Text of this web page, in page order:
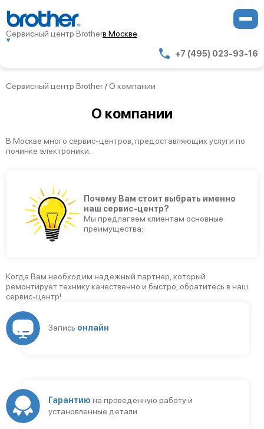
Сервисный центр Brotherв Москве
+7 (495) 023-93-16
Сервисный центр Brother / О компании
О компании
В Москве много сервис-центров, предоставляющих услуги по
починке электроники.
Почему Вам стоит выбрать именно
наш сервис-центр?
Мы предлагаем клиентам основные
преимущества:
Когда Вам необходим надежный партнер, который
ремонтирует технику качественно и быстро, обратитесь в наш
сервис-центр!
Запись онлайн
Гарантию на проведенную работу и
установленные детали